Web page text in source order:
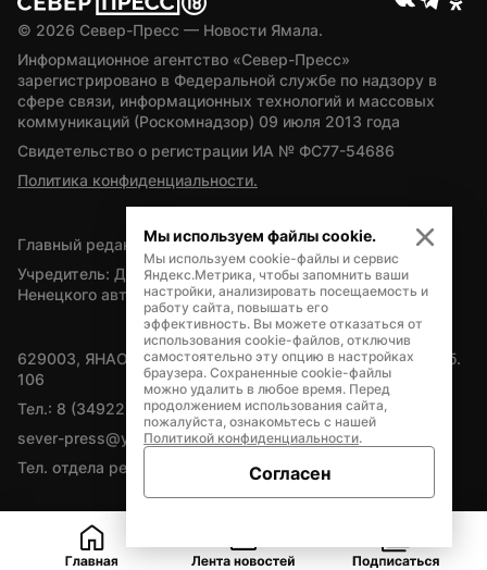
© 2026 Север-Пресс — Новости Ямала.
Информационное агентство «Север-Пресс»
зарегистрировано в Федеральной службе по надзору в
сфере связи, информационных технологий и массовых
коммуникаций (Роскомнадзор) 09 июля 2013 года
Свидетельство о регистрации ИА № ФС77-54686
Политика конфиденциальности.
Главный редактор — А.Л. Поздеев
Учредитель: Департамент внутренней политики Ямало-
Ненецкого автономного округа
629003, ЯНАО, Салехард, мкр. Богдана Кнунянца, д.1, каб.
106
Тел.: 8 (34922) 71262
sever-press@yamal-media.ru
Тел. отдела рекламы: 8 (34922) 42728
Мы используем файлы cookie.
Мы используем cookie-файлы и сервис
Яндекс.Метрика, чтобы запомнить ваши
настройки, анализировать посещаемость и
работу сайта, повышать его
эффективность. Вы можете отказаться от
использования cookie-файлов, отключив
самостоятельно эту опцию в настройках
браузера. Сохраненные cookie-файлы
можно удалить в любое время. Перед
продолжением использования сайта,
пожалуйста, ознакомьтесь с нашей
Политикой конфиденциальности.
Согласен